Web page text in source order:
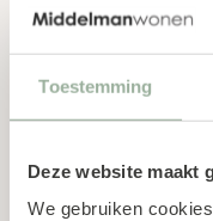
Toestemming
Deze website maakt
We gebruiken
Bezorgen en afhalen
Annuleren en retourneren